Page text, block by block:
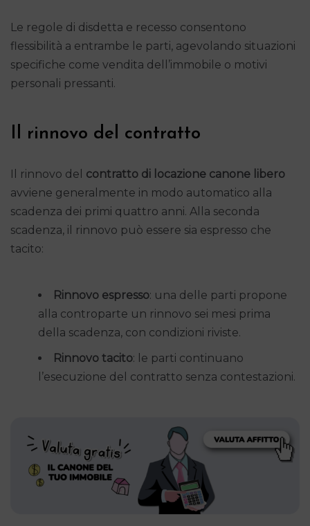
Le regole di disdetta e recesso consentono
flessibilità a entrambe le parti, agevolando situazioni
specifiche come vendita dell’immobile o motivi
personali pressanti.
Il rinnovo del contratto
Il rinnovo del contratto di locazione canone libero
avviene generalmente in modo automatico alla
scadenza dei primi quattro anni. Alla seconda
scadenza, il rinnovo può essere sia espresso che
tacito:
Rinnovo espresso: una delle parti propone
alla controparte un rinnovo sei mesi prima
della scadenza, con condizioni riviste.
Rinnovo tacito: le parti continuano
l’esecuzione del contratto senza contestazioni.